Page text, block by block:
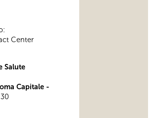
Center
Salute
Capitale -